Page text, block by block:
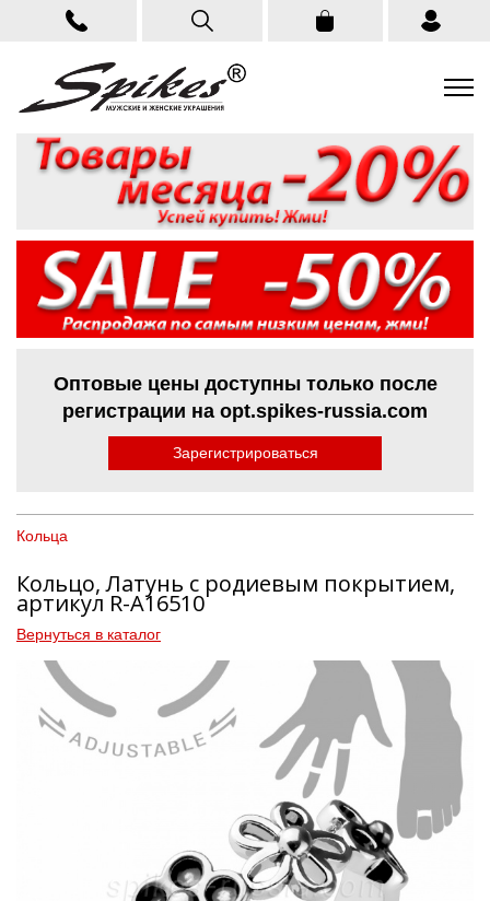
Оптовые цены доступны только после
регистрации на opt.spikes-russia.com
Зарегистрироваться
Кольца
Кольцо, Латунь с родиевым покрытием,
артикул R-A16510
Вернуться в каталог